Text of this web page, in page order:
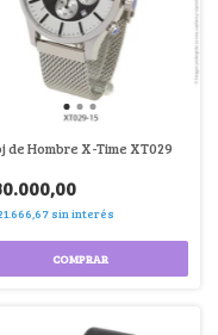
de Hombre X-Time XT029
sin interés
COMPRAR